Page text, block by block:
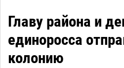
Главу района и
единоросса
колонию